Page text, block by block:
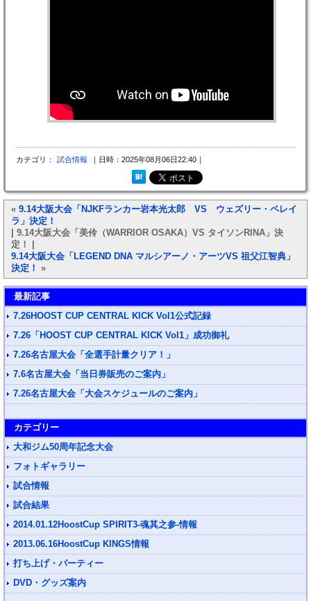
カテゴリ： 試合情報 ｜日時：2025年08月06日22:40｜
« 9.14大阪大会「NJKFランカー岩本光太郎 VS ウェズリー・ペレイ
ラ」決定！
| 9.14大阪大会「美伶（WARRIOR OSAKA）VS タイソンRINA」決
定！ |
9.14大阪大会「LEGEND DNA マルシアーノ・アーツVS 祖父江智典」
決定！
»
最新記事
7.26HOOST CUP CENTRAL KICK Vol1公式記録
7.26「HOOST CUP CENTRAL KICK Vol1」成功御礼
7.26名古屋大会「全選手計量クリア！」
7.6名古屋大会「当日券販売のご案内」
7.26名古屋大会「大会スケジュールのご案内」
カテゴリー
大和ジム50周年記念大会
フォトギャラリー
試合情報
試合結果
2014.01.12HoostCup SPIRIT3-魂其之参-情報
2013.06.16HoostCup KINGS情報
打ち上げ・パーティー
DVD・グッズ案内